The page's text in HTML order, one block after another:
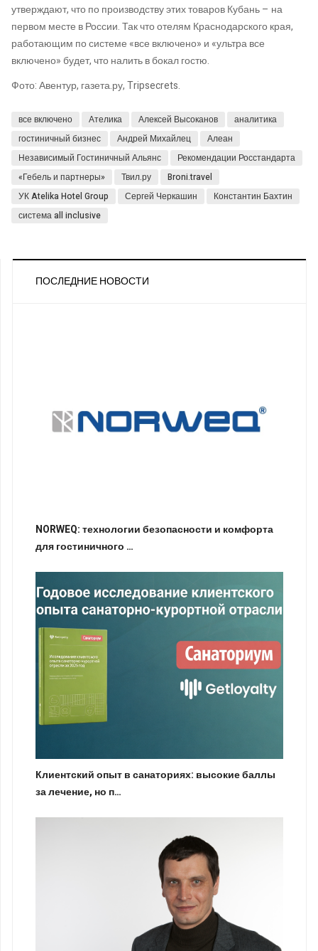
утверждают, что по производству этих товаров Кубань – на
первом месте в России. Так что отелям Краснодарского края,
работающим по системе «все включено» и «ультра все
включено» будет, что налить в бокал гостю.
Фото: Авентур, газета.ру, Tripsecrets.
все включено Ателика Алексей Высоканов
аналитика
гостиничный бизнес
Андрей Михайлец
Алеан
Независимый Гостиничный Альянс
Рекомендации Росстандарта
«Гебель и партнеры»
Твил.ру
Broni.travel
УК Atelika Hotel Group
Сергей Черкашин
Константин Бахтин
система all inclusive
ПОСЛЕДНИЕ НОВОСТИ
NORWEQ: технологии безопасности и комфорта
для гостиничного …
Клиентский опыт в санаториях: высокие баллы
за лечение, но п…